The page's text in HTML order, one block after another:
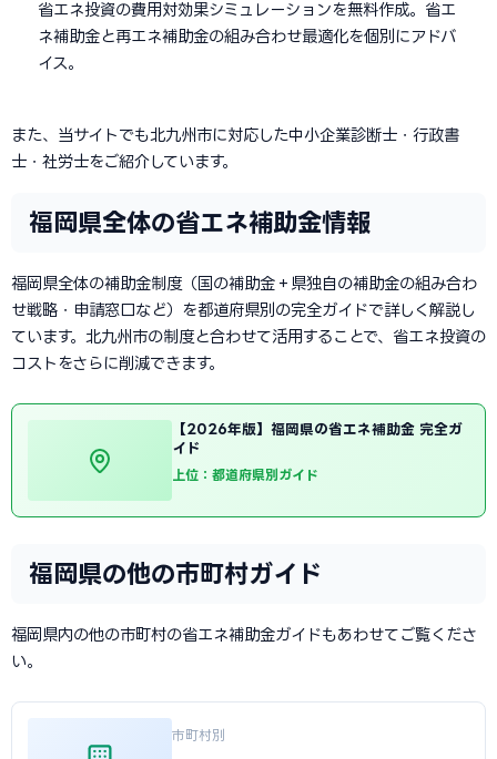
省エネ投資の費用対効果シミュレーションを無料作成。省エ
ネ補助金と再エネ補助金の組み合わせ最適化を個別にアドバ
イス。
また、当サイトでも北九州市に対応した中小企業診断士・行政書
士・社労士をご紹介しています。
福岡県全体の省エネ補助金情報
福岡県全体の補助金制度（国の補助金＋県独自の補助金の組み合わ
せ戦略・申請窓口など）を都道府県別の完全ガイドで詳しく解説し
ています。北九州市の制度と合わせて活用することで、省エネ投資の
コストをさらに削減できます。
【2026年版】福岡県の省エネ補助金 完全ガ
イド
上位：都道府県別ガイド
福岡県の他の市町村ガイド
福岡県内の他の市町村の省エネ補助金ガイドもあわせてご覧くださ
い。
市町村別